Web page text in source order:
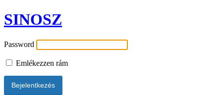
SINOSZ
Password
Emlékezzen rám